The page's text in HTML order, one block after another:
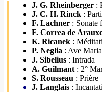
J. G. Rheinberger :
J. C. H. Rinck :
F. Lachner : Sonate
F. Correa de
K. Ricanek :
P. Neglia : Ave Maria
J. Sibelius : Intrada
A. Guilmant : 2°
S. Rousseau : Prière
J. Langlais :